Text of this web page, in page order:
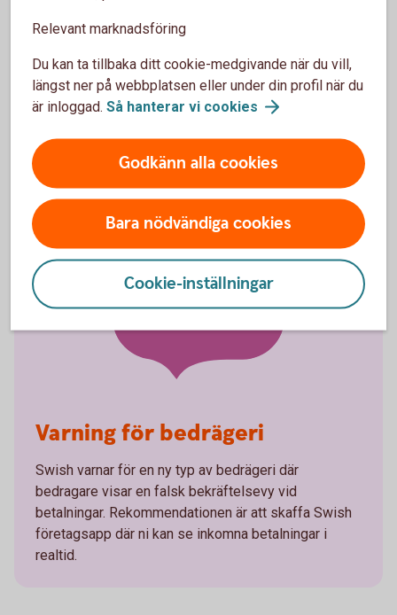
Om ni har avtal om Swish Företag kan ni även ta
betalningar.
Skaffa Swish företagsapp och läs mer om
appen
Falsk
bekräftelsevy
Varning för bedrägeri
Swish varnar för en ny typ av bedrägeri där
bedragare visar en falsk bekräftelsevy vid
betalningar. Rekommendationen är att skaffa Swish
företagsapp där ni kan se inkomna betalningar i
realtid.
Relevant marknadsföring
Du kan ta tillbaka ditt cookie-medgivande när du vill,
längst ner på webbplatsen eller under din profil när du
är inloggad. Så hanterar vi cookies
Godkänn alla cookies
Bara nödvändiga cookies
Cookie-inställningar